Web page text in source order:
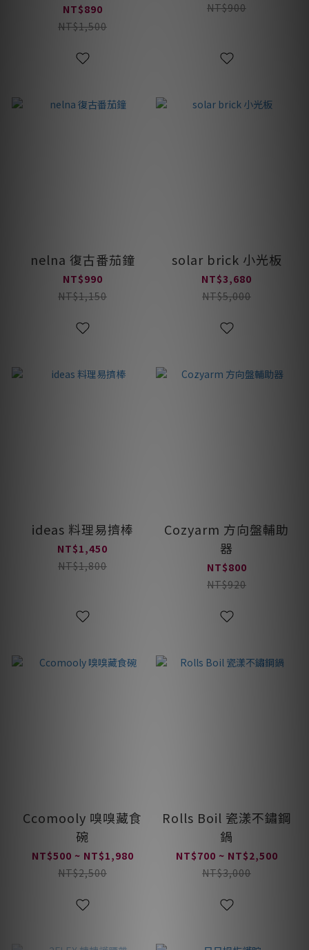
NT$890
NT$1,500
NT$900
nelna 復古番茄鐘
NT$990
NT$1,150
solar brick 小光板
NT$3,680
NT$5,000
ideas 料理易擠棒
NT$1,450
NT$1,800
Cozyarm 方向盤輔助
器
NT$800
NT$920
Ccomooly 嗅嗅藏食
碗
NT$500 ~ NT$1,980
NT$2,500
Rolls Boil 瓷漾不鏽鋼
鍋
NT$700 ~ NT$2,500
NT$3,000